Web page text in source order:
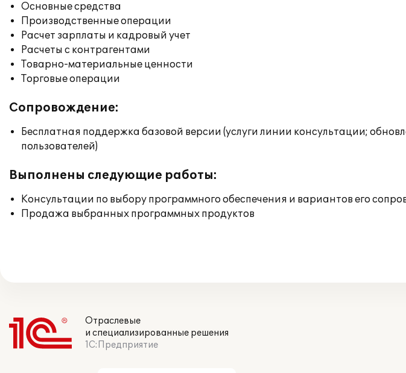
Основные средства
Производственные операции
Расчет зарплаты и кадровый учет
Расчеты с контрагентами
Товарно-материальные ценности
Торговые операции
Сопровождение:
Бесплатная поддержка базовой версии (услуги линии консультации;
пользователей)
Выполнены следующие работы:
Консультации по выбору программного обеспечения и вариантов его
Продажа выбранных программных продуктов
Отраслевые
и специализированные решения
1С:Предприятие